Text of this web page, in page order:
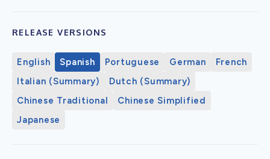
RELEASE VERSIONS
English Spanish Portuguese German
French
Italian (Summary)
Dutch (Summary)
Chinese Traditional
Chinese Simplified
Japanese